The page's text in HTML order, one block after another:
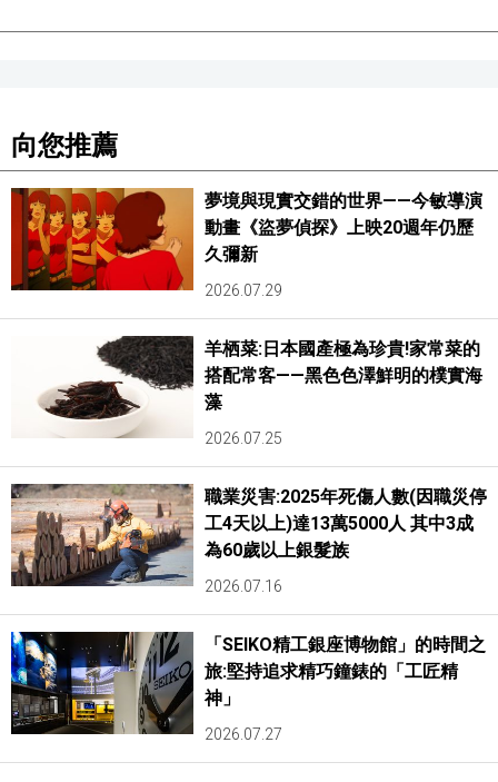
向您推薦
夢境與現實交錯的世界——今敏導演
動畫《盜夢偵探》上映20週年仍歷
久彌新
2026.07.29
羊栖菜:日本國產極為珍貴!家常菜的
搭配常客——黑色色澤鮮明的樸實海
藻
2026.07.25
職業災害:2025年死傷人數(因職災停
工4天以上)達13萬5000人 其中3成
為60歲以上銀髮族
2026.07.16
「SEIKO精工銀座博物館」的時間之
旅:堅持追求精巧鐘錶的「工匠精
神」
2026.07.27